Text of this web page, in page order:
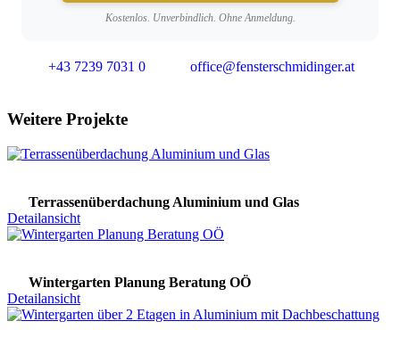
Kostenlos. Unverbindlich. Ohne Anmeldung.
+43 7239 7031 0 office@fensterschmidinger.at
Weitere Projekte
Terrassenüberdachung Aluminium und Glas
Detailansicht
Wintergarten Planung Beratung OÖ
Detailansicht